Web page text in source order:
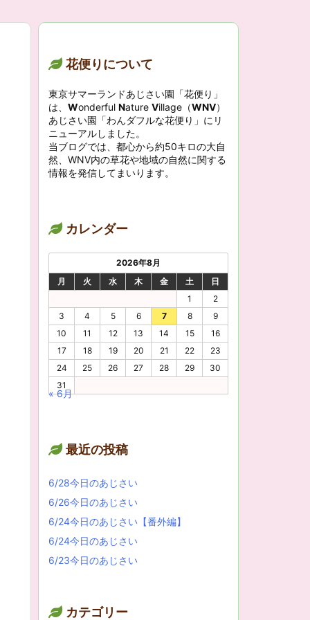
花便りについて
東京サマーランドあじさい園「花便り」
は、 Wonderful Nature Village（WNV）
あじさい園「わんダフルな花便り」にリ
ニューアルしました。
当ブログでは、都心から約50キロの大自
然、WNV内の草花や地域の自然に関する
情報を発信してまいります。
カレンダー
2026年8月
月
火 水 木 金 土
日
1
2
3
4 5 6 7 8
9
10
11 12 13 14 15
16
17
18 19 20 21 22
23
24
25 26 27 28 29
30
31
« 6月
最近の投稿
6/28今日のあじさい
6/26今日のあじさい
6/24今日のあじさい【番外編】
6/24今日のあじさい
6/23今日のあじさい
カテゴリー